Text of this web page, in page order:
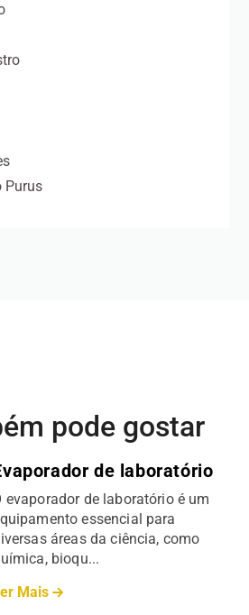
Purus
pode gostar
de laboratório
evaporador de laboratório é um
essencial para
áreas da ciência, como
bioqu...
Mais